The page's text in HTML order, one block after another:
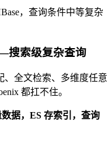
，查询条件中等复杂
搜索级复杂查询
全文检索、多维度任意
都扛不住。
数据，ES 存索引，查询